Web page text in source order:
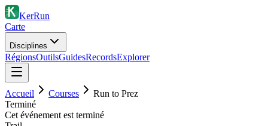
KerRun
Carte
Disciplines
RégionsOutilsGuidesRecordsExplorer
Accueil Courses
Run to Prez
Terminé
Cet événement est terminé